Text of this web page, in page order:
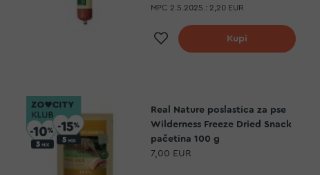
MPC 2.5.2025.: 2,20 EUR
Dodaj na listu želja
Kupi
Real Nature poslastica za pse
Wilderness Freeze Dried Snack
pačetina 100 g
7,00 EUR